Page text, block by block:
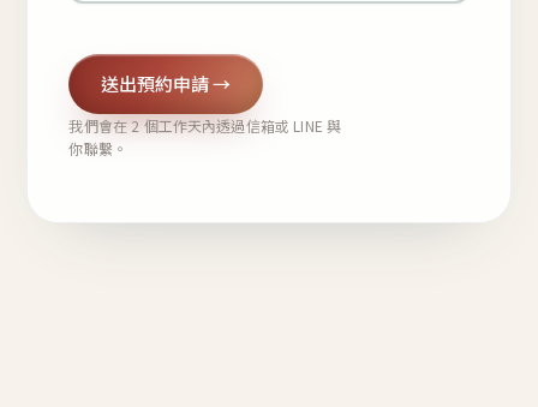
送出預約申請 →
我們會在 2 個工作天內透過信箱或 LINE 與
你聯繫。